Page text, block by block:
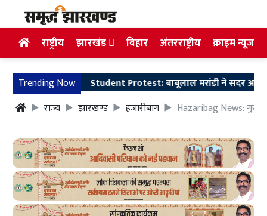
राष्ट्रीय झारखंड बिहार अंतरराष्ट्रीय क्राइम न्यूज
Trending NowStudent Protest: बाबूलाल मरांडी ने सदर अस्पताल
राज्य
झारखण्ड हजारीबाग Hazaribag News: